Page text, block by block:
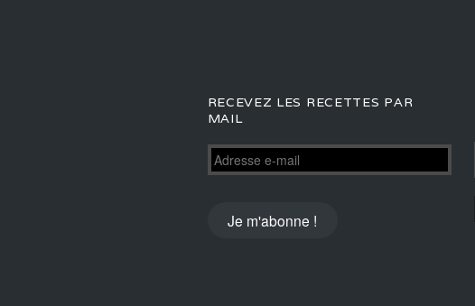
RECEVEZ LES RECETTES PAR
MAIL
Adresse
e-
Je m'abonne !